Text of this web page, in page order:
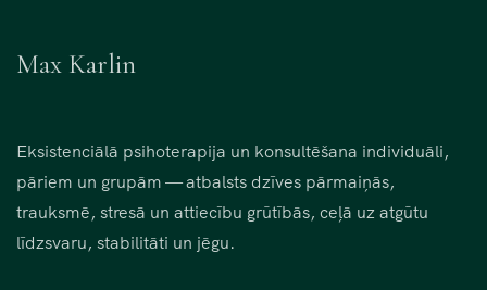
Max Karlin
Eksistenciālā psihoterapija un konsultēšana individuāli,
pāriem un grupām — atbalsts dzīves pārmaiņās,
trauksmē, stresā un attiecību grūtībās, ceļā uz atgūtu
līdzsvaru, stabilitāti un jēgu.